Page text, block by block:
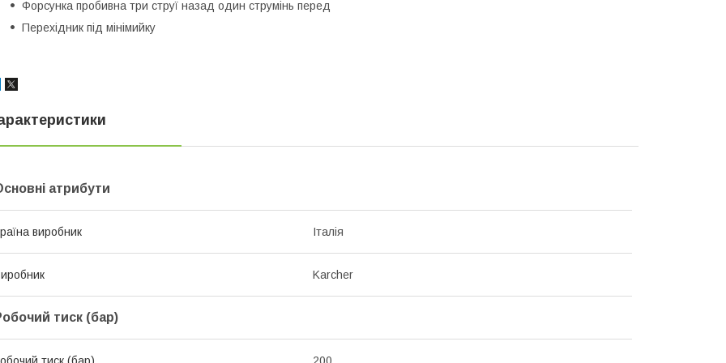
Форсунка пробивна три струї назад один струмінь перед
Перехідник під мінімийку
атрибути
виробник Італія
Karcher
тиск (бар)
тиск (бар) 200